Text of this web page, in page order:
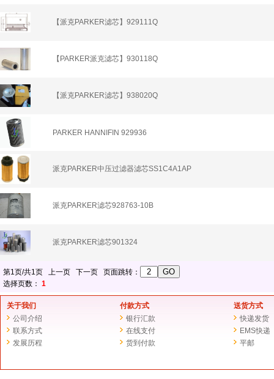
【派克PARKER滤芯】929111Q
【PARKER派克滤芯】930118Q
【派克PARKER滤芯】938020Q
PARKER HANNIFIN 929936
派克PARKER中压过滤器滤芯SS1C4A1AP
派克PARKER滤芯928763-10B
派克PARKER滤芯901324
第1页/共1页 上一页 下一页 页面跳转：
选择页数： 1
关于我们
公司介绍
联系方式
发展历程
付款方式
银行汇款
在线支付
货到付款
送货方式
快递发货
EMS快递
平邮